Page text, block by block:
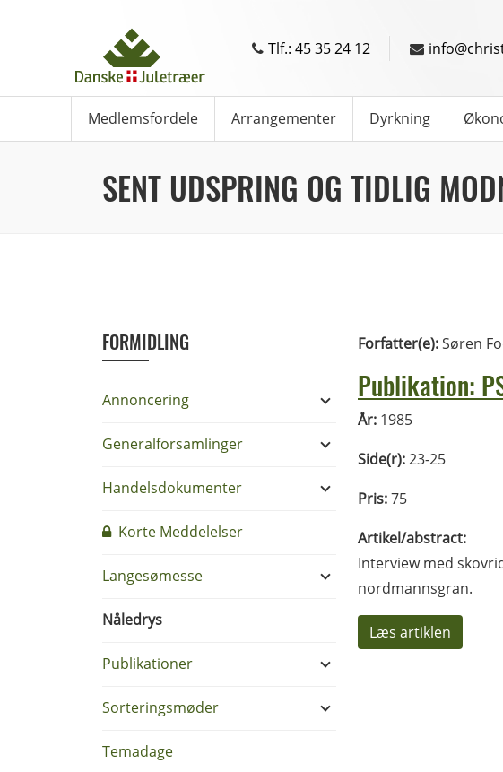
Tlf.: 45 35 24 12
Medlemsfordele Arrangementer Dyrkning
SENT UDSPRING OG TIDLIG
FORMIDLING
Annoncering
Generalforsamlinger
Handelsdokumenter
Korte Meddelelser
Langesømesse
Nåledrys
Publikationer
Sorteringsmøder
Temadage
Forfatter(e):Søren
Publikation:
År: 1985
Side(r):23-25
Pris:75
Artikel/abstract:
Interview med
nordmannsgran.
Læs artiklen